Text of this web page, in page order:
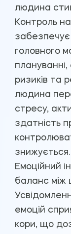
людина
Контроль
головного
плануванні,
ризиків та
людина
стресу,
здатність
знижується.
Емоційний
баланс між
емоцій
кори, що